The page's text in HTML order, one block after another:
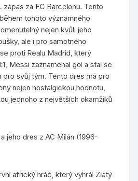
zápas za FC Barcelonu. Tento
tohoto významného
nejen kvůli jeho
ale i pro samotného
proti Realu Madrid, který
Messi zaznamenal gól a stal se
pro svůj tým. Tento dres má pro
nejen nostalgickou hodnotu,
jednoho z největších okamžiků
jeho dres z AC Milán (1996-
africký hráč, který vyhrál Zlatý